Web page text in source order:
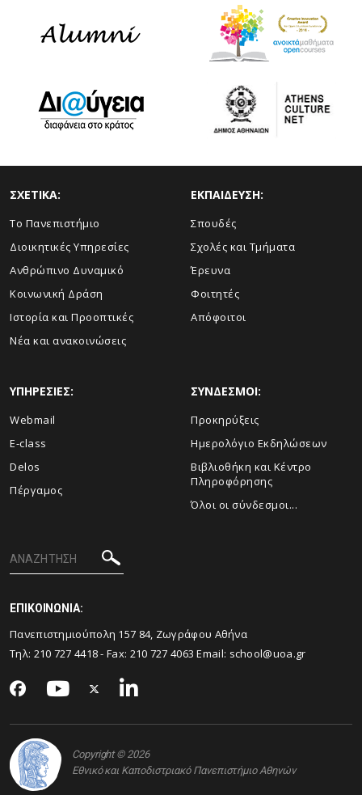
ΣΧΕΤΙΚΑ:
Το Πανεπιστήμιο
Διοικητικές Υπηρεσίες
Ανθρώπινο Δυναμικό
Κοινωνική Δράση
Ιστορία και Προοπτικές
Νέα και ανακοινώσεις
ΕΚΠΑΙΔΕΥΣΗ:
Σπουδές
Σχολές και Τμήματα
Έρευνα
Φοιτητές
Απόφοιτοι
ΥΠΗΡΕΣΙΕΣ:
Webmail
E-class
Delos
Πέργαμος
ΣΥΝΔΕΣΜΟΙ:
Προκηρύξεις
Ημερολόγιο Εκδηλώσεων
Βιβλιοθήκη και Κέντρο
Πληροφόρησης
Όλοι οι σύνδεσμοι...
ΕΠΙΚΟΙΝΩΝΙΑ:
Πανεπιστημιούπολη 157 84, Ζωγράφου Αθήνα
Τηλ: 210 727 4418- Fax: 210 727 4063 Email: school@uoa.gr
Copyright © 2026
Εθνικό και Καποδιστριακό Πανεπιστήμιο Αθηνών